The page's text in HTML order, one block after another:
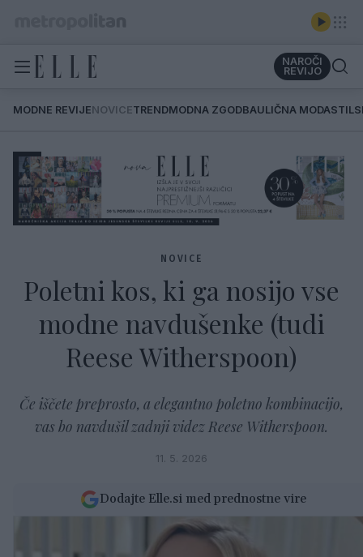
NAROČI
REVIJO
MODNE REVIJENOVICETRENDMODNA ZGODBAULIČNA MODA
NOVICE
Poletni kos, ki ga nosijo vse
modne navdušenke (tudi
Reese Witherspoon)
Če iščete preprosto, a elegantno poletno kombinacijo,
vas bo navdušil zadnji videz Reese Witherspoon.
11. 5. 2026
Dodajte Elle.si med prednostne vire